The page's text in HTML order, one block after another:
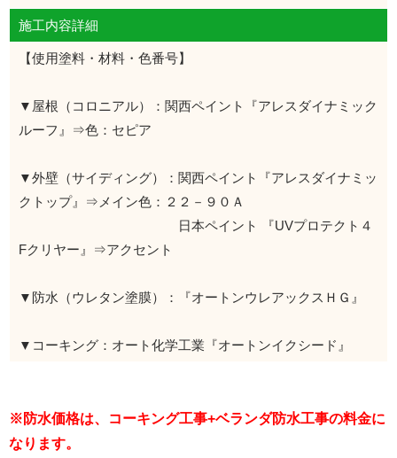
施工内容詳細
【使用塗料・材料・色番号】
▼屋根（コロニアル）：関西ペイント『アレスダイナミック
ルーフ』⇒色：セピア
▼外壁（サイディング）：関西ペイント『アレスダイナミッ
クトップ』⇒メイン色：２２－９０Ａ
日本ペイント 『UVプロテクト４
Fクリヤー』⇒アクセント
▼防水（ウレタン塗膜）：『オートンウレアックスＨＧ』
▼コーキング：オート化学工業『オートンイクシード』
※防水価格は、コーキング工事+ベランダ防水工事の料金に
なります。